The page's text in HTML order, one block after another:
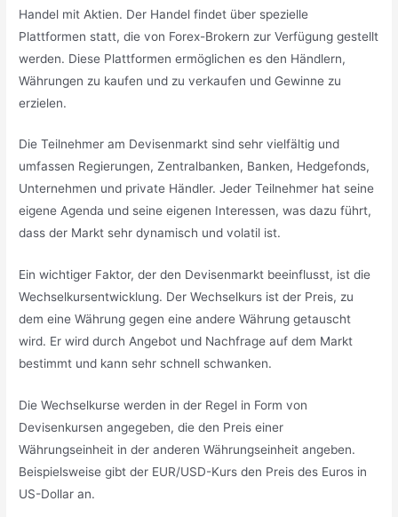
Handel mit Aktien. Der Handel findet über spezielle
Plattformen statt, die von Forex-Brokern zur Verfügung gestellt
werden. Diese Plattformen ermöglichen es den Händlern,
Währungen zu kaufen und zu verkaufen und Gewinne zu
erzielen.
Die Teilnehmer am Devisenmarkt sind sehr vielfältig und
umfassen Regierungen, Zentralbanken, Banken, Hedgefonds,
Unternehmen und private Händler. Jeder Teilnehmer hat seine
eigene Agenda und seine eigenen Interessen, was dazu führt,
dass der Markt sehr dynamisch und volatil ist.
Ein wichtiger Faktor, der den Devisenmarkt beeinflusst, ist die
Wechselkursentwicklung. Der Wechselkurs ist der Preis, zu
dem eine Währung gegen eine andere Währung getauscht
wird. Er wird durch Angebot und Nachfrage auf dem Markt
bestimmt und kann sehr schnell schwanken.
Die Wechselkurse werden in der Regel in Form von
Devisenkursen angegeben, die den Preis einer
Währungseinheit in der anderen Währungseinheit angeben.
Beispielsweise gibt der EUR/USD-Kurs den Preis des Euros in
US-Dollar an.